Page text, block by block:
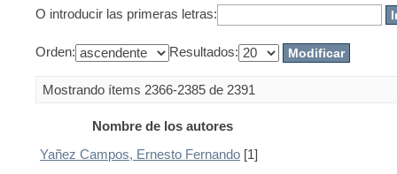
O introducir las primeras letras:
Orden: Resultados:
Mostrando ítems 2366-2385 de 2391
Nombre de los autores
Yañez Campos, Ernesto Fernando [1]